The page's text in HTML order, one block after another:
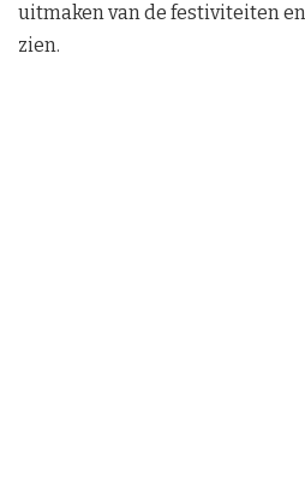
uitmaken van de festiviteiten
zien.